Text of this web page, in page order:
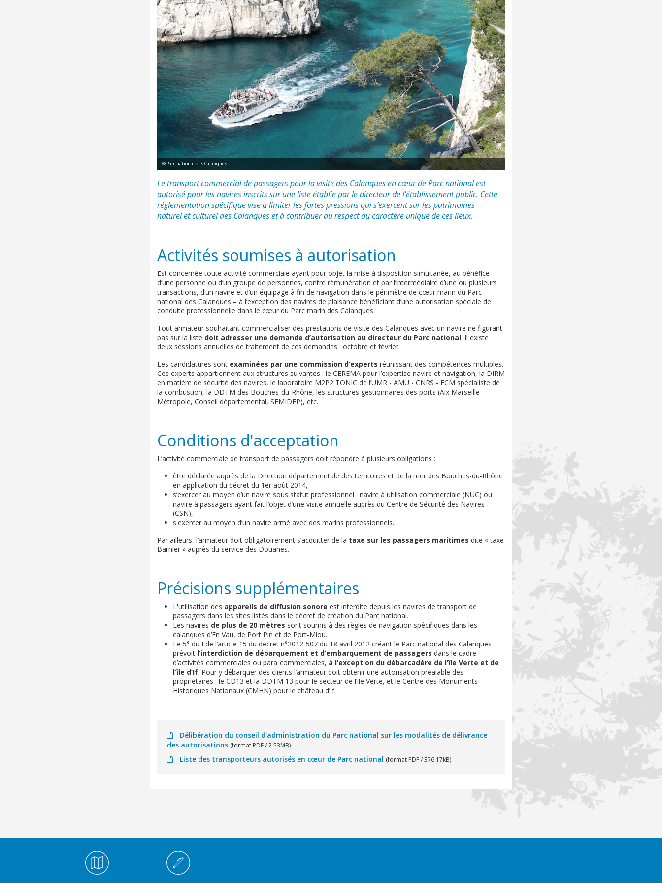
© Parc national des Calanques
Le transport commercial de passagers pour la visite des Calanques en cœur de Parc national est
autorisé pour les navires inscrits sur une liste établie par le directeur de l'établissement public. Cette
réglementation spécifique vise à limiter les fortes pressions qui s’exercent sur les patrimoines
naturel et culturel des Calanques et à contribuer au respect du caractère unique de ces lieux.
Activités soumises à autorisation
Est concernée toute activité commerciale ayant pour objet la mise à disposition simultanée, au bénéfice
d’une personne ou d’un groupe de personnes, contre rémunération et par l’intermédiaire d’une ou plusieurs
transactions, d’un navire et d’un équipage à fin de navigation dans le périmètre de cœur marin du Parc
national des Calanques – à l’exception des navires de plaisance bénéficiant d’une autorisation spéciale de
conduite professionnelle dans le cœur du Parc marin des Calanques.
Tout armateur souhaitant commercialiser des prestations de visite des Calanques avec un navire ne figurant
pas sur la liste doit adresser une demande d’autorisation au directeur du Parc national. Il existe
deux sessions annuelles de traitement de ces demandes : octobre et février.
Les candidatures sont examinées par une commission d’experts réunissant des compétences multiples.
Ces experts appartiennent aux structures suivantes : le CEREMA pour l’expertise navire et navigation, la DIRM
en matière de sécurité des navires, le laboratoire M2P2 TONIC de l’UMR - AMU - CNRS - ECM spécialiste de
la combustion, la DDTM des Bouches-du-Rhône, les structures gestionnaires des ports (Aix Marseille
Métropole, Conseil départemental, SEMIDEP), etc.
Conditions d'acceptation
L’activité commerciale de transport de passagers doit répondre à plusieurs obligations :
être déclarée auprès de la Direction départementale des territoires et de la mer des Bouches-du-Rhône
en application du décret du 1er août 2014,
s’exercer au moyen d’un navire sous statut professionnel : navire à utilisation commerciale (NUC) ou
navire à passagers ayant fait l’objet d’une visite annuelle auprès du Centre de Sécurité des Navires
(CSN),
s'exercer au moyen d’un navire armé avec des marins professionnels.
Par ailleurs, l’armateur doit obligatoirement s’acquitter de la taxe sur les passagers maritimes dite « taxe
Barnier » auprès du service des Douanes.
Précisions supplémentaires
L'utilisation des appareils de diffusion sonore est interdite depuis les navires de transport de
passagers dans les sites listés dans le décret de création du Parc national.
Les navires de plus de 20 mètres sont soumis à des règles de navigation spécifiques dans les
calanques d’En Vau, de Port Pin et de Port-Miou.
Le 5° du I de l’article 15 du décret n°2012-507 du 18 avril 2012 créant le Parc national des Calanques
prévoit l’interdiction de débarquement et d’embarquement de passagers dans le cadre
d’activités commerciales ou para‐commerciales, à l’exception du débarcadère de l’île Verte et de
l’île d’If. Pour y débarquer des clients l’armateur doit obtenir une autorisation préalable des
propriétaires : le CD13 et la DDTM 13 pour le secteur de l’île Verte, et le Centre des Monuments
Historiques Nationaux (CMHN) pour le château d’If.
Délibération du conseil d'administration du Parc national sur les modalités de délivrance
des autorisations (format PDF / 2.53MB)
Liste des transporteurs autorisés en cœur de Parc national (format PDF / 376.17kB)
Médiathèque Footer